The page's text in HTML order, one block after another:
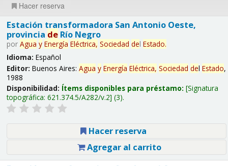
Hacer reserva
Estación transformadora San Antonio Oeste,
provincia deRío Negro
por Agua y Energía Eléctrica, Sociedad del Estado.
Idioma: Español
Editor: Buenos Aires: Agua y Energía Eléctrica, Sociedad del Estado,
1988
Disponibilidad: Ítems disponibles para préstamo: Signatura
topográfica: 621.374.5/A282/v.2 (3).
Hacer reserva
Agregar al carrito